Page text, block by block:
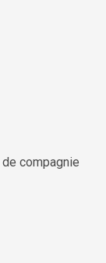
compagnie